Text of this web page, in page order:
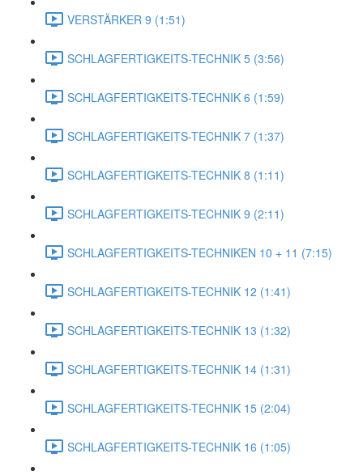
VERSTÄRKER 9 (1:51)
SCHLAGFERTIGKEITS-TECHNIK 5 (3:56)
SCHLAGFERTIGKEITS-TECHNIK 6 (1:59)
SCHLAGFERTIGKEITS-TECHNIK 7 (1:37)
SCHLAGFERTIGKEITS-TECHNIK 8 (1:11)
SCHLAGFERTIGKEITS-TECHNIK 9 (2:11)
SCHLAGFERTIGKEITS-TECHNIKEN 10 + 11 (7:15)
SCHLAGFERTIGKEITS-TECHNIK 12 (1:41)
SCHLAGFERTIGKEITS-TECHNIK 13 (1:32)
SCHLAGFERTIGKEITS-TECHNIK 14 (1:31)
SCHLAGFERTIGKEITS-TECHNIK 15 (2:04)
SCHLAGFERTIGKEITS-TECHNIK 16 (1:05)